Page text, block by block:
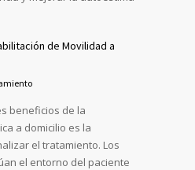
de Movilidad a
beneficios de la
a domicilio es la
el tratamiento. Los
el entorno del paciente